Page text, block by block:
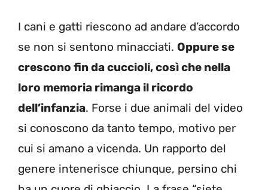
I cani e gatti riescono ad andare d’accordo
se non si sentono minacciati. Oppure se
crescono fin da cuccioli, così che nella
loro memoria rimanga il ricordo
dell’infanzia. Forse i due animali del video
si conoscono da tanto tempo, motivo per
cui si amano a vicenda. Un rapporto del
genere intenerisce chiunque, persino chi